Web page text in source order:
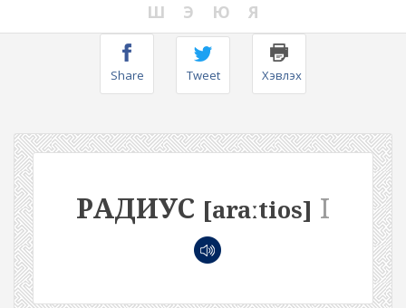
Ш
Э Ю Я
Share Tweet Хэвлэх
РАДИУС [araːtios] I